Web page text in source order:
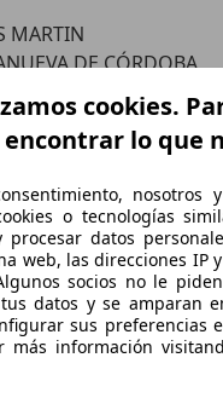
MARTIN
DE CÓRDOBA
€
cookies.
encontrar lo que
nosotros
o tecnologías
procesar datos
web, las direcciones IP
socios no le
datos y se amparan
sus preferencias
más información